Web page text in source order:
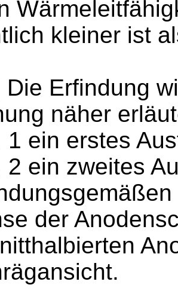
kleiner ist
Die Erfindung
näher
1 ein erstes
2 ein zweites
der